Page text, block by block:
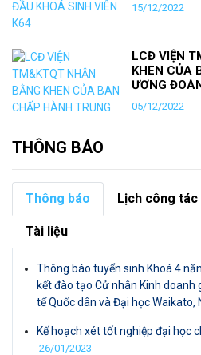
15/12/2022
LCĐ VIỆN
KHEN CỦA
ƯƠNG
05/12/2022
THÔNG BÁO
Thông báo Lịch công tác
Tài liệu
Thông báo tuyển sinh Khoá 4
kết đào tạo Cử nhân Kinh doanh
tế Quốc dân và Đại học Waikato,
Kế hoạch xét tốt nghiệp đại học
26/01/2023